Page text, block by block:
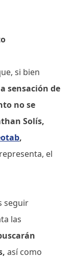
si bien
sensación de
no se
Solís,
,
el
seguir
las
así como